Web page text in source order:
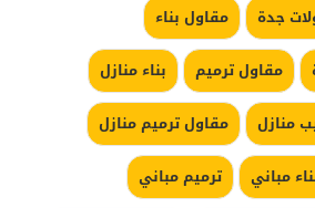
جدة
مقاول بناء
مقاول ترميم
بناء منازل
منازل
مقاول ترميم منازل
مباني
ترميم مباني